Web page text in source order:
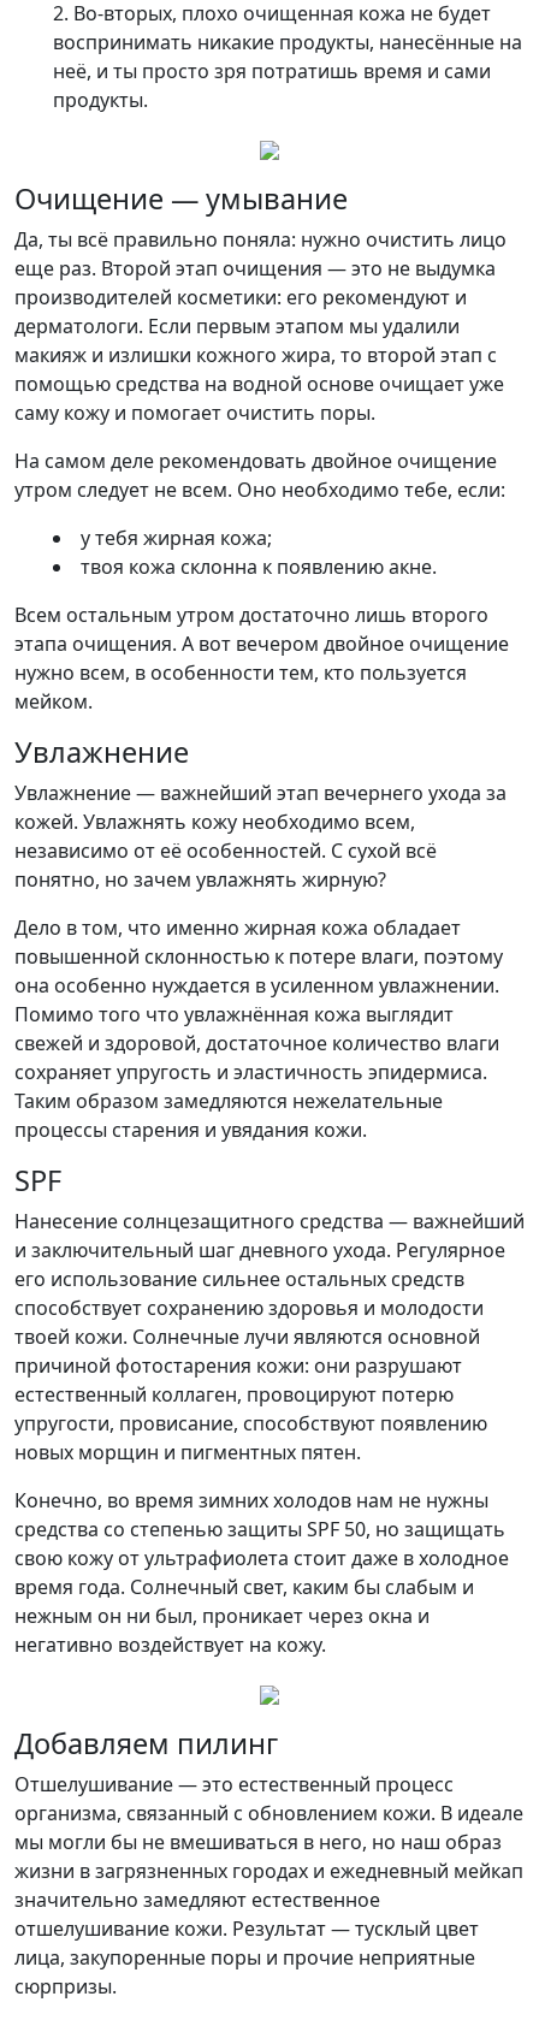
Во-вторых, плохо очищенная кожа не будет
воспринимать никакие продукты, нанесённые на
неё, и ты просто зря потратишь время и сами
продукты.
Очищение — умывание
Да, ты всё правильно поняла: нужно очистить лицо
еще раз. Второй этап очищения — это не выдумка
производителей косметики: его рекомендуют и
дерматологи. Если первым этапом мы удалили
макияж и излишки кожного жира, то второй этап с
помощью средства на водной основе очищает уже
саму кожу и помогает очистить поры.
На самом деле рекомендовать двойное очищение
утром следует не всем. Оно необходимо тебе, если:
у тебя жирная кожа;
твоя кожа склонна к появлению акне.
Всем остальным утром достаточно лишь второго
этапа очищения. А вот вечером двойное очищение
нужно всем, в особенности тем, кто пользуется
мейком.
Увлажнение
Увлажнение — важнейший этап вечернего ухода за
кожей. Увлажнять кожу необходимо всем,
независимо от её особенностей. С сухой всё
понятно, но зачем увлажнять жирную?
Дело в том, что именно жирная кожа обладает
повышенной склонностью к потере влаги, поэтому
она особенно нуждается в усиленном увлажнении.
Помимо того что увлажнённая кожа выглядит
свежей и здоровой, достаточное количество влаги
сохраняет упругость и эластичность эпидермиса.
Таким образом замедляются нежелательные
процессы старения и увядания кожи.
SPF
Нанесение солнцезащитного средства — важнейший
и заключительный шаг дневного ухода. Регулярное
его использование сильнее остальных средств
способствует сохранению здоровья и молодости
твоей кожи. Солнечные лучи являются основной
причиной фотостарения кожи: они разрушают
естественный коллаген, провоцируют потерю
упругости, провисание, способствуют появлению
новых морщин и пигментных пятен.
Конечно, во время зимних холодов нам не нужны
средства со степенью защиты SPF 50, но защищать
свою кожу от ультрафиолета стоит даже в холодное
время года. Солнечный свет, каким бы слабым и
нежным он ни был, проникает через окна и
негативно воздействует на кожу.
Добавляем пилинг
Отшелушивание — это естественный процесс
организма, связанный с обновлением кожи. В идеале
мы могли бы не вмешиваться в него, но наш образ
жизни в загрязненных городах и ежедневный мейкап
значительно замедляют естественное
отшелушивание кожи. Результат — тусклый цвет
лица, закупоренные поры и прочие неприятные
сюрпризы.